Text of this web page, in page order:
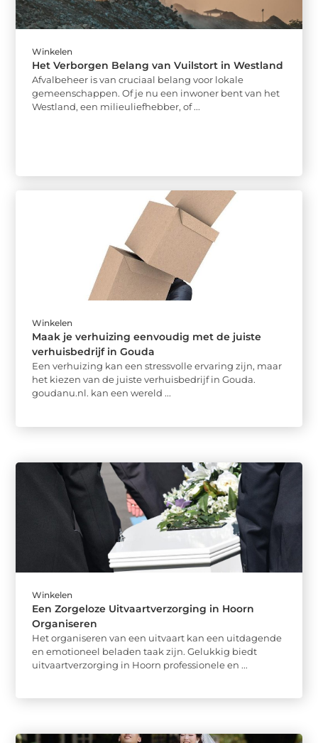
Winkelen
Het Verborgen Belang van Vuilstort in Westland
Afvalbeheer is van cruciaal belang voor lokale
gemeenschappen. Of je nu een inwoner bent van het
Westland, een milieuliefhebber, of ...
Winkelen
Maak je verhuizing eenvoudig met de juiste
verhuisbedrijf in Gouda
Een verhuizing kan een stressvolle ervaring zijn, maar
het kiezen van de juiste verhuisbedrijf in Gouda.
goudanu.nl. kan een wereld ...
Winkelen
Een Zorgeloze Uitvaartverzorging in Hoorn
Organiseren
Het organiseren van een uitvaart kan een uitdagende
en emotioneel beladen taak zijn. Gelukkig biedt
uitvaartverzorging in Hoorn professionele en ...